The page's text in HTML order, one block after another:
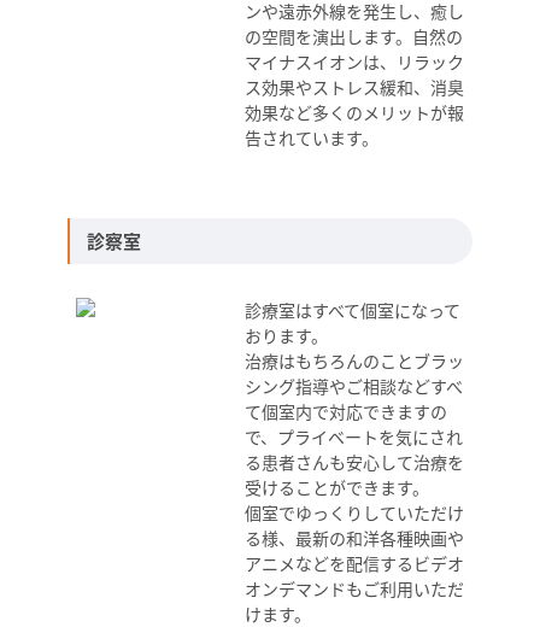
ンや遠赤外線を発生し、癒し
の空間を演出します。自然の
マイナスイオンは、リラック
ス効果やストレス緩和、消臭
効果など多くのメリットが報
告されています。
診察室
診療室はすべて個室になって
おります。
治療はもちろんのことブラッ
シング指導やご相談などすべ
て個室内で対応できますの
で、プライベートを気にされ
る患者さんも安心して治療を
受けることができます。
個室でゆっくりしていただけ
る様、最新の和洋各種映画や
アニメなどを配信するビデオ
オンデマンドもご利用いただ
けます。